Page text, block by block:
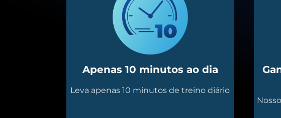
Apenas 10 minutos ao dia
Leva apenas 10 minutos de treino diário